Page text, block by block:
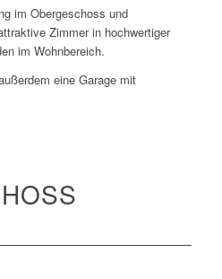
im Obergeschoss und
Zimmer in hochwertiger
im Wohnbereich.
eine Garage mit